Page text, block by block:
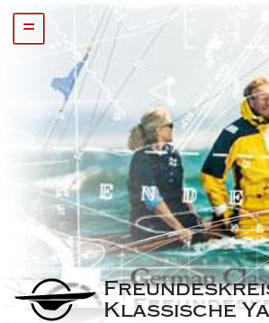
=
Klassische